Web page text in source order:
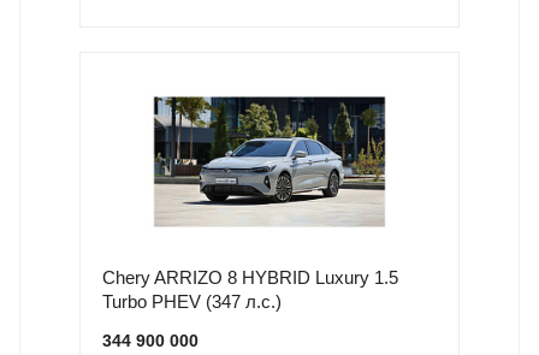
Chery ARRIZO 8 HYBRID Luxury 1.5
Turbo PHEV (347 л.с.)
344 900 000